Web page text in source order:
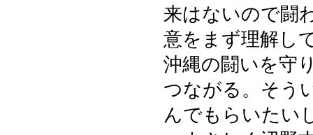
来はないので闘
意をまず理解し
沖縄の闘いを守
つながる。そう
んでもらいたい